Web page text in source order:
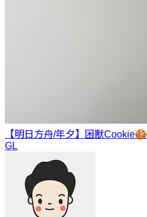
【明日方舟/年夕】困獸Cookie🍪
GL